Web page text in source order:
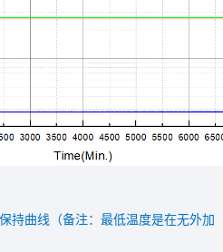
持曲线（备注：最低温度是在无外加